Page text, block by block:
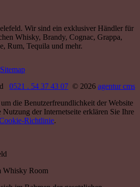
Wir sind ein exklusiver Händler für
Whisky, Brandy, Cognac, Grappa,
Rum, Tequila und mehr.
Sitemap
0521 . 54 37 43 07 © 2026 agentur cms
die Benutzerfreundlichkeit der Website
der Internetseite erklären Sie Ihre
Richtlinie.
Whisky Room